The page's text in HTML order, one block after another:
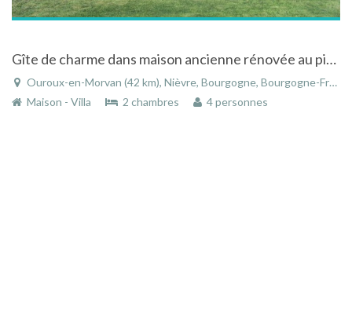
Gîte de charme dans maison ancienne rénovée au pied des grands lacs du Morvan
Ouroux-en-Morvan (42 km), Nièvre, Bourgogne, Bourgogne-Franche-Comté, France
Maison - Villa
2 chambres 4 personnes